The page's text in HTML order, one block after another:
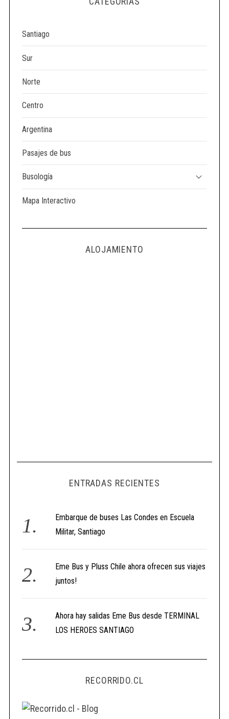
Santiago
Sur
Norte
Centro
Argentina
Pasajes de bus
Busología
Mapa Interactivo
ALOJAMIENTO
ENTRADAS RECIENTES
Embarque de buses Las Condes en Escuela
Militar, Santiago
Eme Bus y Pluss Chile ahora ofrecen sus viajes
juntos!
Ahora hay salidas Eme Bus desde TERMINAL
LOS HEROES SANTIAGO
RECORRIDO.CL
c
h
o
: